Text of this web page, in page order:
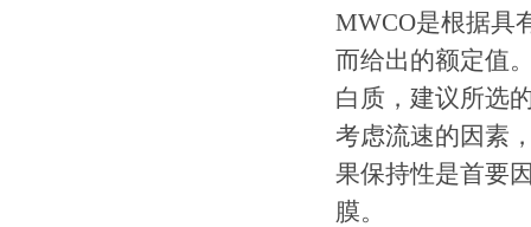
MWCO是根据具
而给出的额定值
白质，建议所选
考虑流速的因素
果保持性是首要
膜。